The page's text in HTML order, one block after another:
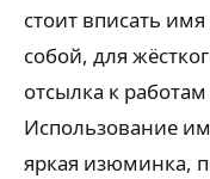
стоит вписать
собой, для
отсылка к
Использование
яркая изюминка,